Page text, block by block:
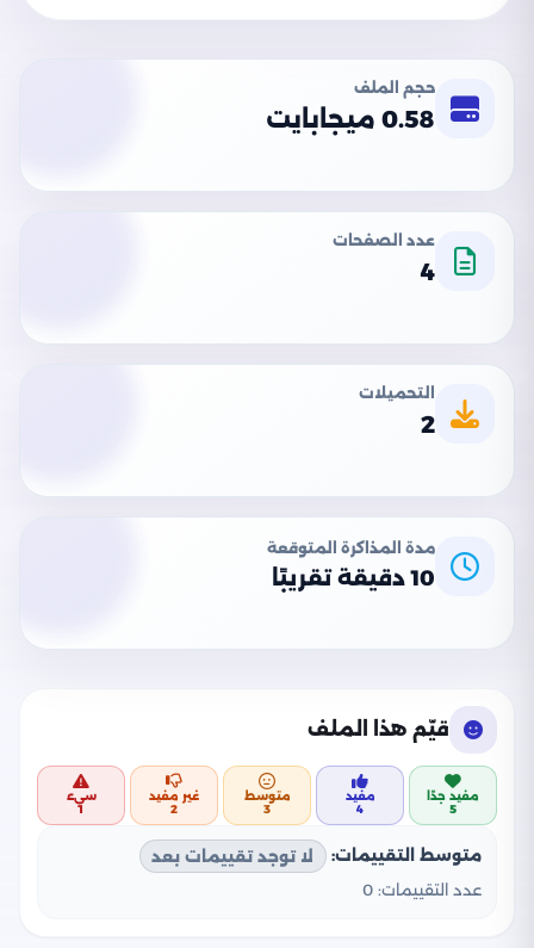
حجم الملف
0.58 ميجابايت
عدد الصفحات
4
التحميلات
2
مدة المذاكرة المتوقعة
10 دقيقة تقريبًا
قيّم هذا الملف
مفيد جدًا
5
مفيد
4
متوسط
3
غير مفيد
2
سيء
1
متوسط التقييمات:
لا توجد تقييمات بعد
عدد التقييمات: 0